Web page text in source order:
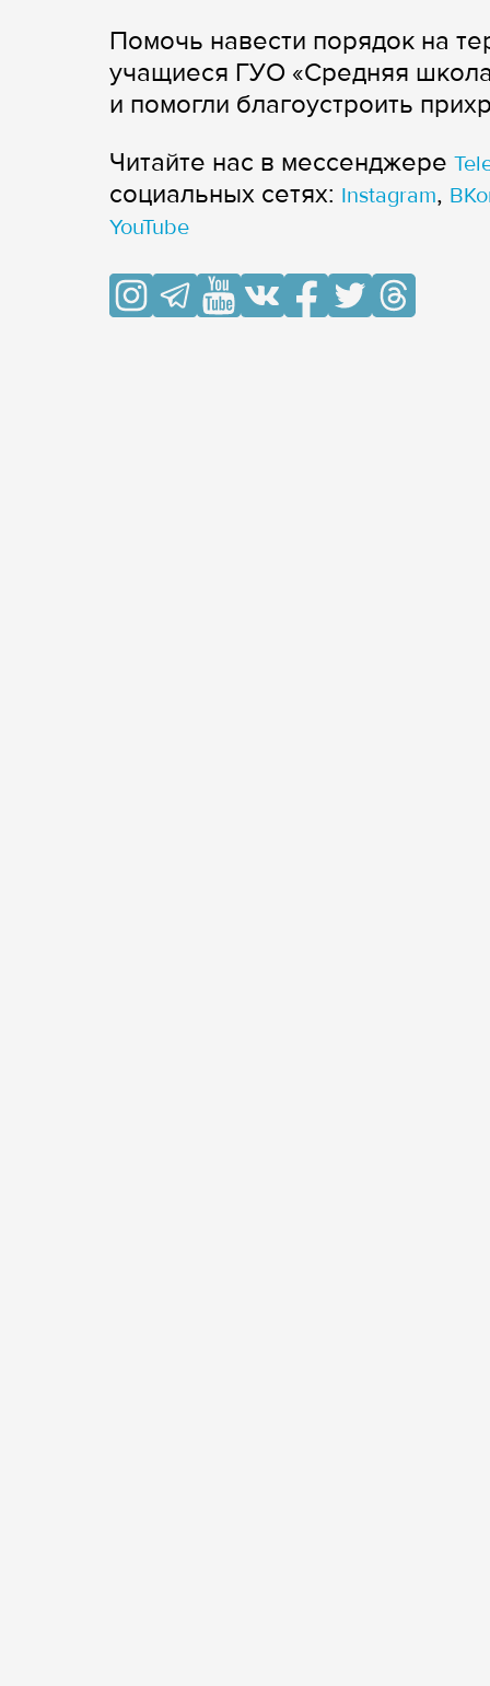
Помочь навести порядок на
учащиеся ГУО «Средняя
и помогли благоустроить
Читайте нас в мессенджере
cоциальных сетях: Instagram,
YouTube